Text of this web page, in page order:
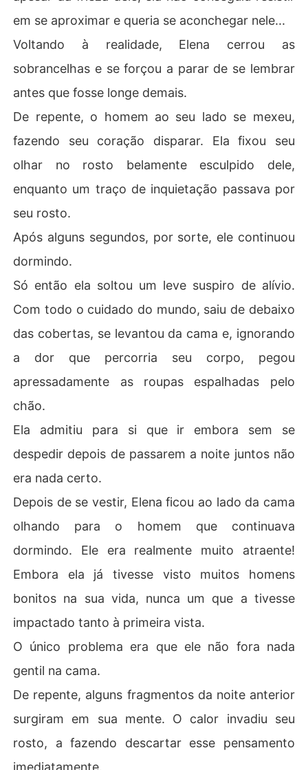
em se aproximar e queria se aconchegar nele...
Voltando à realidade, Elena cerrou as
sobrancelhas e se forçou a parar de se lembrar
antes que fosse longe demais.
De repente, o homem ao seu lado se mexeu,
fazendo seu coração disparar. Ela fixou seu
olhar no rosto belamente esculpido dele,
enquanto um traço de inquietação passava por
seu rosto.
Após alguns segundos, por sorte, ele continuou
dormindo.
Só então ela soltou um leve suspiro de alívio.
Com todo o cuidado do mundo, saiu de debaixo
das cobertas, se levantou da cama e, ignorando
a dor que percorria seu corpo, pegou
apressadamente as roupas espalhadas pelo
chão.
Ela admitiu para si que ir embora sem se
despedir depois de passarem a noite juntos não
era nada certo.
Depois de se vestir, Elena ficou ao lado da cama
olhando para o homem que continuava
dormindo. Ele era realmente muito atraente!
Embora ela já tivesse visto muitos homens
bonitos na sua vida, nunca um que a tivesse
impactado tanto à primeira vista.
O único problema era que ele não fora nada
gentil na cama.
De repente, alguns fragmentos da noite anterior
surgiram em sua mente. O calor invadiu seu
rosto, a fazendo descartar esse pensamento
imediatamente.